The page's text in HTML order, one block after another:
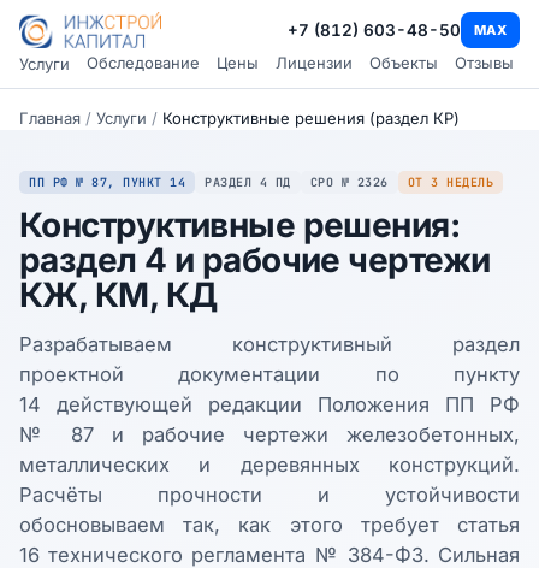
Услуги Обследование Цены Лицензии Объекты Отзывы
+7 (812) 603-48-50 MAX
Главная / Услуги / Конструктивные решения (раздел КР)
ПП РФ № 87, ПУНКТ 14 РАЗДЕЛ 4 ПД СРО № 2326 ОТ 3 НЕДЕЛЬ
Конструктивные решения:
раздел 4 и рабочие чертежи
КЖ, КМ, КД
Разрабатываем конструктивный раздел
проектной документации по пункту
14 действующей редакции Положения ПП РФ
№ 87 и рабочие чертежи железобетонных,
металлических и деревянных конструкций.
Расчёты прочности и устойчивости
обосновываем так, как этого требует статья
16 технического регламента № 384-ФЗ. Сильная